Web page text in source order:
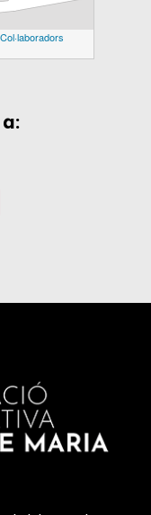
Col·laboradors